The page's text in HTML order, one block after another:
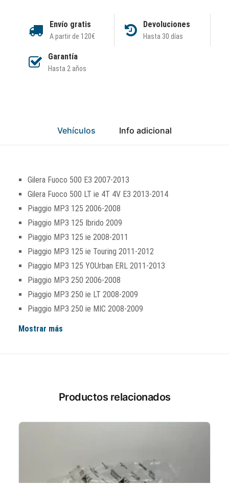
Envío gratis
A partir de 120€
Devoluciones
Hasta 30 días
Garantía
Hasta 2 años
Vehículos Info adicional
Gilera Fuoco 500 E3 2007-2013
Gilera Fuoco 500 LT ie 4T 4V E3 2013-2014
Piaggio MP3 125 2006-2008
Piaggio MP3 125 Ibrido 2009
Piaggio MP3 125 ie 2008-2011
Piaggio MP3 125 ie Touring 2011-2012
Piaggio MP3 125 YOUrban ERL 2011-2013
Piaggio MP3 250 2006-2008
Piaggio MP3 250 ie LT 2008-2009
Piaggio MP3 250 ie MIC 2008-2009
Mostrar más
Productos relacionados